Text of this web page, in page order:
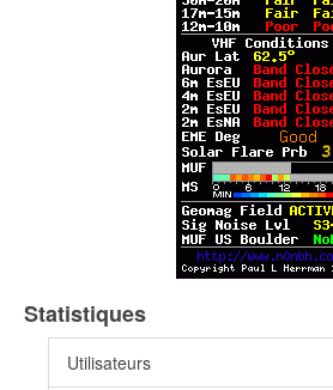
Statistiques
Utilisateurs